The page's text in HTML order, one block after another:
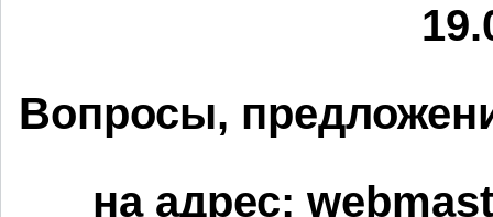
Вопросы,
на адрес: